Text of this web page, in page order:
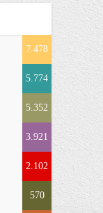
7.478
5.774
5.352
3.921
2.102
570